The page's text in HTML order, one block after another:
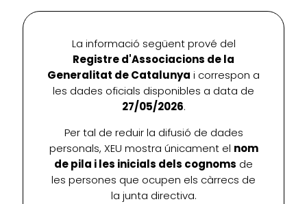
La informació següent prové del
Registre d'Associacions de la
Generalitat de Catalunya i correspon a
les dades oficials disponibles a data de
27/05/2026.
Per tal de reduir la difusió de dades
personals, XEU mostra únicament el nom
de pila i les inicials dels cognoms de
les persones que ocupen els càrrecs de
la junta directiva.